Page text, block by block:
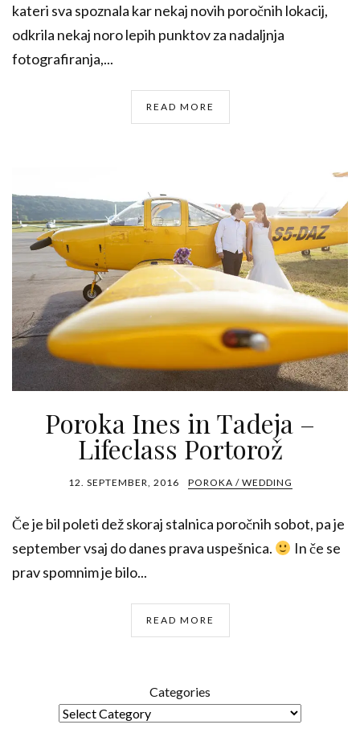
kateri sva spoznala kar nekaj novih poročnih lokacij,
odkrila nekaj noro lepih punktov za nadaljnja
fotografiranja,...
READ MORE
Poroka Ines in Tadeja –
Lifeclass Portorož
12. SEPTEMBER, 2016 POROKA / WEDDING
Če je bil poleti dež skoraj stalnica poročnih sobot, pa je
september vsaj do danes prava uspešnica.
In če se
prav spomnim je bilo...
READ MORE
Categories